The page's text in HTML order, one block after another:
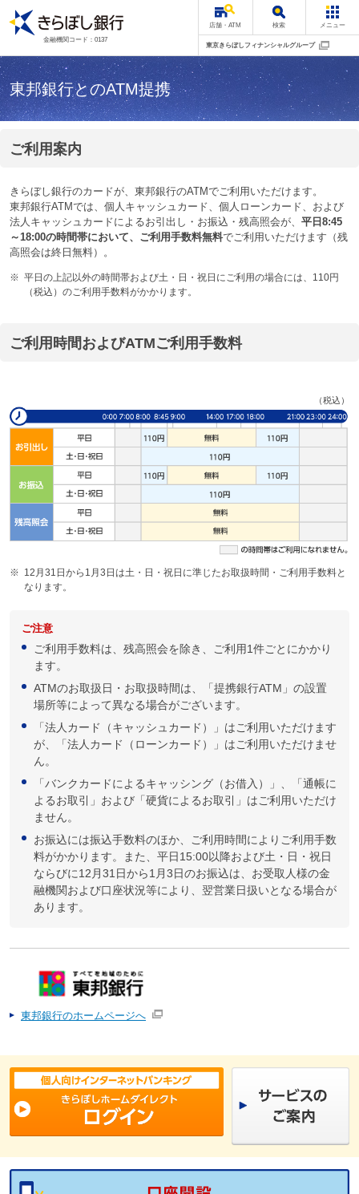
金融機関コード：0137
店舗・ATM 検索 メニュー
東京きらぼしフィナンシャルグループ
東邦銀行とのATM提携
ご利用案内
きらぼし銀行のカードが、東邦銀行のATMでご利用いただけます。
東邦銀行ATMでは、個人キャッシュカード、個人ローンカード、および
法人キャッシュカードによるお引出し・お振込・残高照会が、 平日8:45
～18:00の時間帯において、ご利用手数料無料でご利用いただけます（残
高照会は終日無料）。
※ 平日の上記以外の時間帯および土・日・祝日にご利用の場合には、110円
（税込）のご利用手数料がかかります。
ご利用時間およびATMご利用手数料
（税込）
※ 12月31日から1月3日は土・日・祝日に準じたお取扱時間・ご利用手数料と
なります。
ご注意
ご利用手数料は、残高照会を除き、ご利用1件ごとにかかり
ます。
ATMのお取扱日・お取扱時間は、「提携銀行ATM」の設置
場所等によって異なる場合がございます。
「法人カード（キャッシュカード）」はご利用いただけます
が、「法人カード（ローンカード）」はご利用いただけませ
ん。
「バンクカードによるキャッシング（お借入）」、「通帳に
よるお取引」および「硬貨によるお取引」はご利用いただけ
ません。
お振込には振込手数料のほか、ご利用時間によりご利用手数
料がかかります。また、平日15:00以降および土・日・祝日
ならびに12月31日から1月3日のお振込は、お受取人様の金
融機関および口座状況等により、翌営業日扱いとなる場合が
あります。
東邦銀行のホームページへ